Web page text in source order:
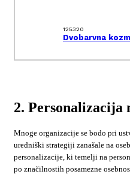
125320
Dvobarvna
2. Personalizacija
Mnoge organizacije se bodo pri
uredniški strategiji zanašale na
personalizacije, ki temelji na
po značilnostih posamezne